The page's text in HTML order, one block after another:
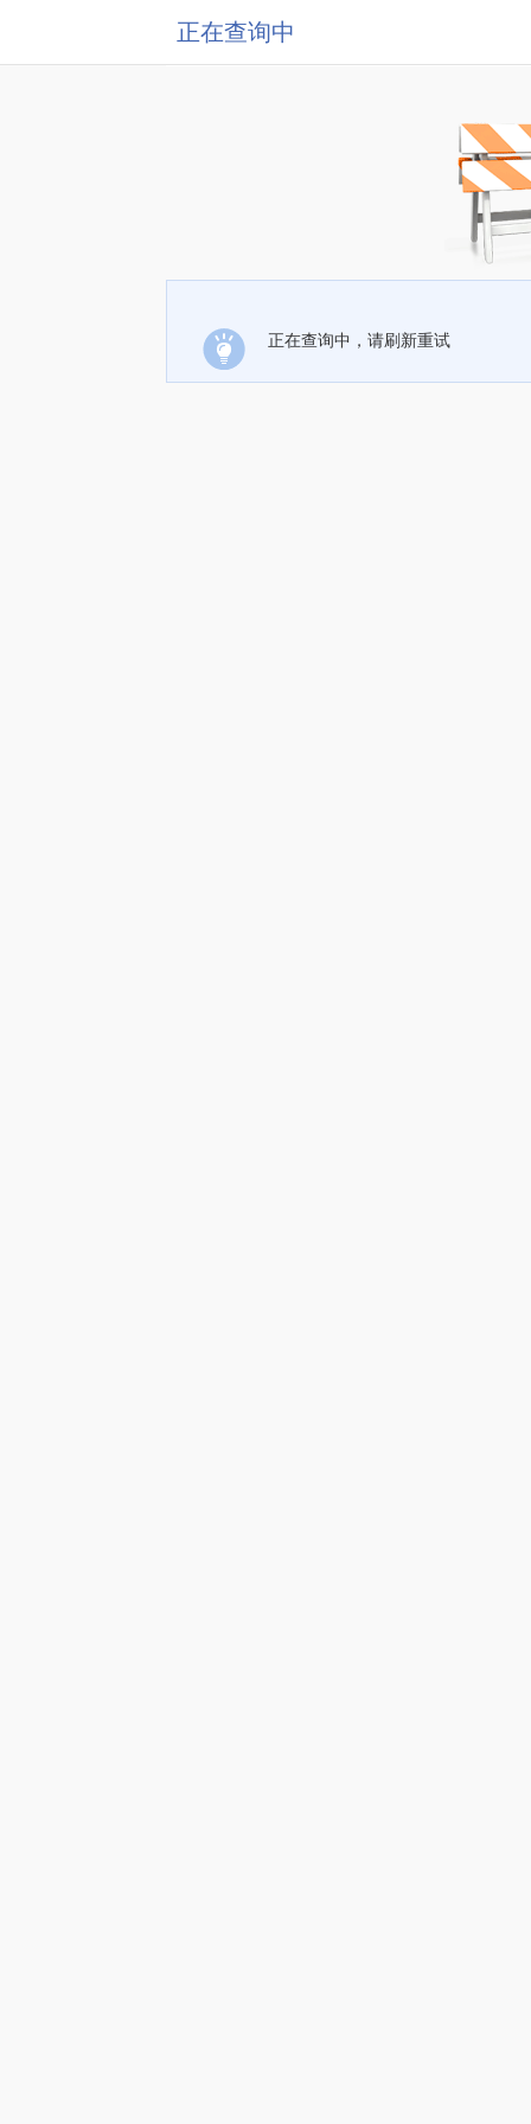
正在查询中
正在查询中，请刷新重试